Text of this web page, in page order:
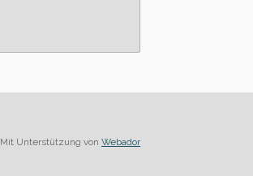
Mit Unterstützung von Webador